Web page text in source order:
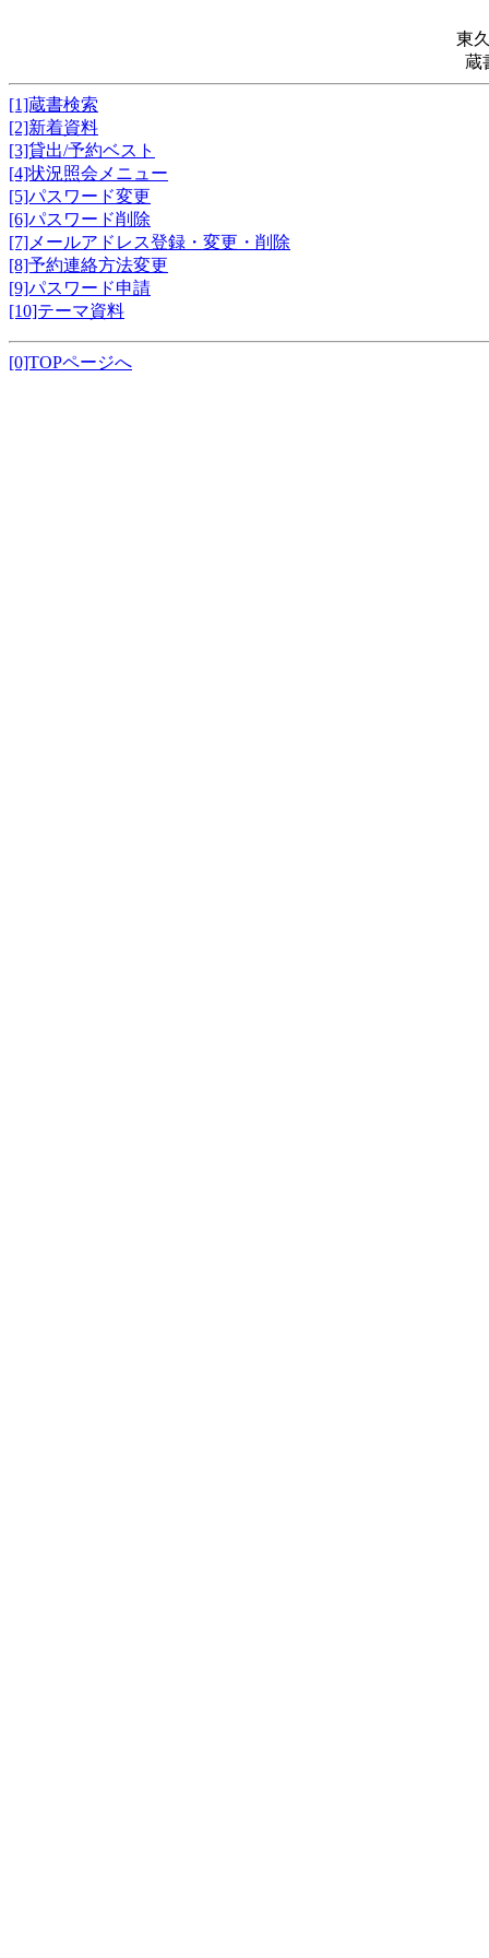
東
蔵
[1]蔵書検索
[2]新着資料
[3]貸出/予約ベスト
[4]状況照会メニュー
[5]パスワード変更
[6]パスワード削除
[7]メールアドレス登録・変更・削除
[8]予約連絡方法変更
[9]パスワード申請
[10]テーマ資料
[0]TOPページへ